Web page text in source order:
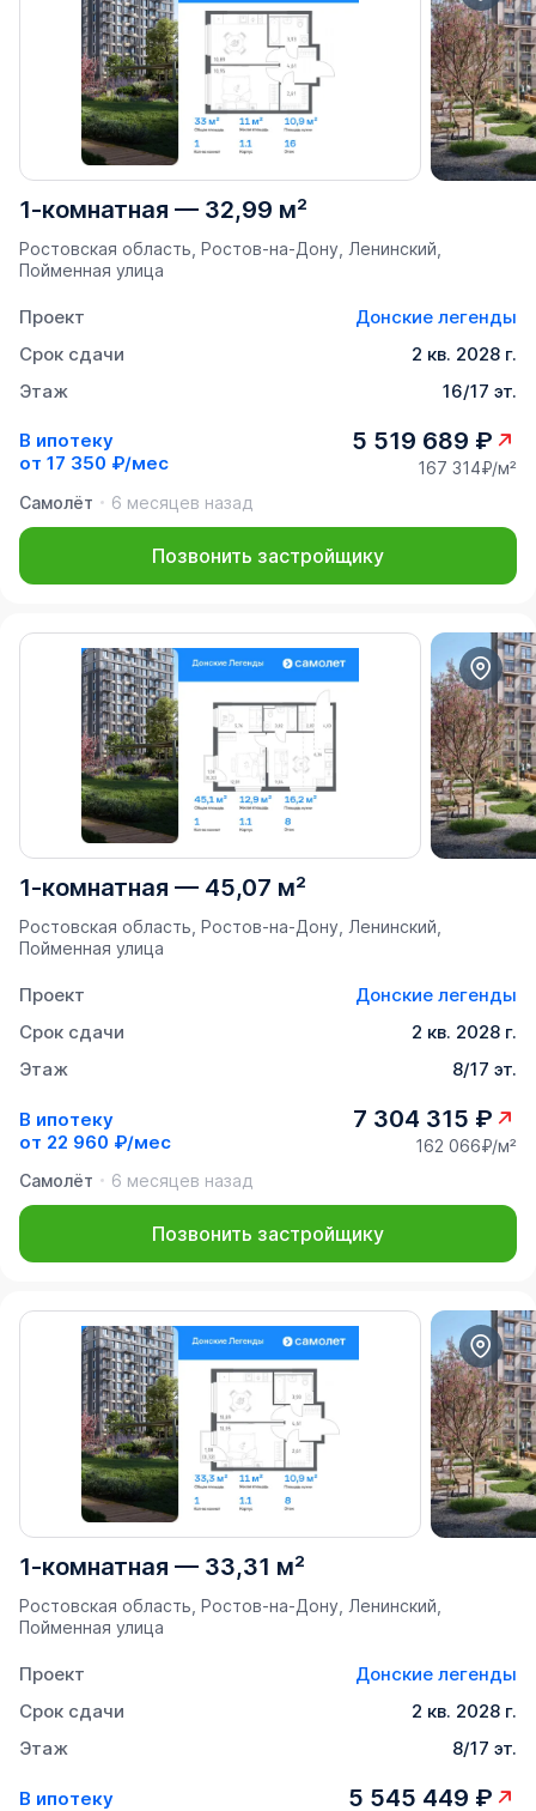
1-комнатная — 32,99 м²
Ростовская область, Ростов-на-Дону, Ленинский,
Пойменная улица
Проект
Донские легенды
Срок сдачи
2 кв. 2028 г.
Этаж
16/17 эт.
В ипотеку
от 17 350 ₽/мес
5 519 689 ₽
167 314₽/м²
Самолёт
6 месяцев назад
Позвонить застройщику
1-комнатная — 45,07 м²
Ростовская область, Ростов-на-Дону, Ленинский,
Пойменная улица
Проект
Донские легенды
Срок сдачи
2 кв. 2028 г.
Этаж
8/17 эт.
В ипотеку
от 22 960 ₽/мес
7 304 315 ₽
162 066₽/м²
Самолёт
6 месяцев назад
Позвонить застройщику
1-комнатная — 33,31 м²
Ростовская область, Ростов-на-Дону, Ленинский,
Пойменная улица
Проект
Донские легенды
Срок сдачи
2 кв. 2028 г.
Этаж
8/17 эт.
В ипотеку
5 545 449 ₽